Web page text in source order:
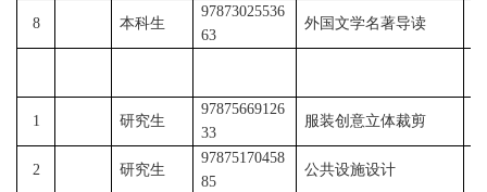
8 本科生
97873025536
63
外国文学名著导读
1 研究生
97875669126
33
服装创意立体裁剪
2 研究生
97875170458
85
公共设施设计